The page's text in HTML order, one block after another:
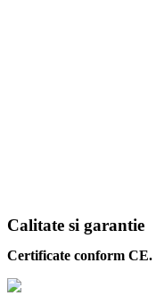
Calitate si garantie
Certificate conform CE.